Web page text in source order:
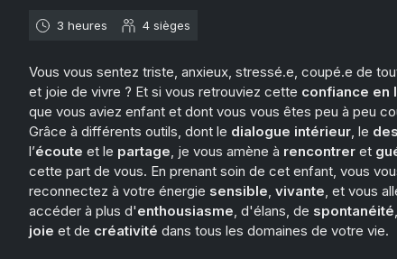
3 heures 4 sièges
Vous vous sentez triste, anxieux, stressé.e, coupé.e de
et joie de vivre ? Et si vous retrouviez cette confiance en
que vous aviez enfant et dont vous vous êtes peu à peu
Grâce à différents outils, dont le dialogue intérieur, le
l’écoute et le partage, je vous amène à rencontrer et
cette part de vous. En prenant soin de cet enfant, vous
reconnectez à votre énergie sensible, vivante, et vous
accéder à plus d'enthousiasme, d'élans, de spontanéité
joie et de créativité dans tous les domaines de votre vie.